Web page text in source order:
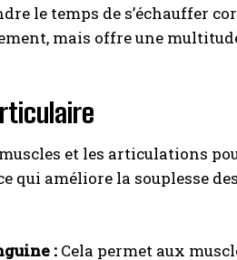
le temps de s’échauffer
mais offre une
et les articulations
qui améliore la souplesse
: Cela permet aux